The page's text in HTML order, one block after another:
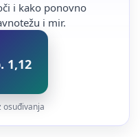
i kako ponovno
i mir.
1,12
osuđivanja